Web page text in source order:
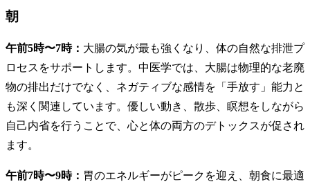
朝
午前5時〜7時： 大腸の気が最も強くなり、体の自然な排泄プ
ロセスをサポートします。中医学では、大腸は物理的な老廃
物の排出だけでなく、ネガティブな感情を「手放す」能力と
も深く関連しています。優しい動き、散歩、瞑想をしながら
自己内省を行うことで、心と体の両方のデトックスが促され
ます。
午前7時〜9時： 胃のエネルギーがピークを迎え、朝食に最適